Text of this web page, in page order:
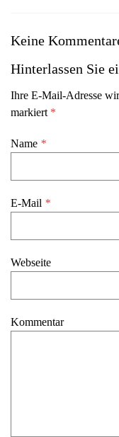
Keine
Hinterlassen Sie
Ihre E-Mail-Adresse
markiert *
Name *
E-Mail *
Webseite
Kommentar